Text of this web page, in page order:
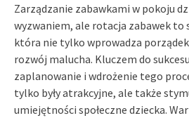
Zarządzanie zabawkami w pokoju
wyzwaniem, ale rotacja zabawek to
która nie tylko wprowadza
rozwój malucha. Kluczem do
zaplanowanie i wdrożenie tego
tylko były atrakcyjne, ale także
umiejętności społeczne dziecka.